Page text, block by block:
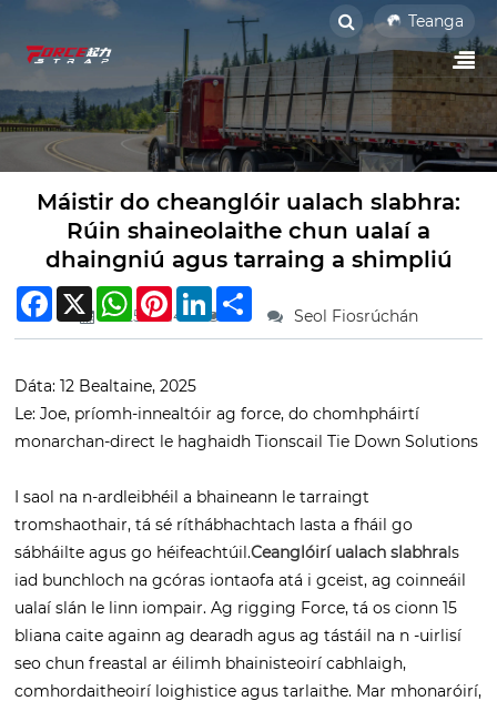
Teanga
Máistir do cheanglóir ualach slabhra:
Rúin shaineolaithe chun ualaí a
dhaingniú agus tarraing a shimpliú
2025.05.14 5 Seol Fiosrúchán
Facebook
X WhatsAppPinterestLinkedIn
Dáta: 12 Bealtaine, 2025
Le: Joe, príomh-innealtóir ag force, do chomhpháirtí
monarchan-direct le haghaidh Tionscail Tie Down Solutions
I saol na n-ardleibhéil a bhaineann le tarraingt
tromshaothair, tá sé ríthábhachtach lasta a fháil go
sábháilte agus go héifeachtúil.Ceanglóirí ualach slabhraIs
iad bunchloch na gcóras iontaofa atá i gceist, ag coinneáil
ualaí slán le linn iompair. Ag rigging Force, tá os cionn 15
bliana caite againn ag dearadh agus ag tástáil na n -uirlisí
seo chun freastal ar éilimh bhainisteoirí cabhlaigh,
comhordaitheoirí loighistice agus tarlaithe. Mar mhonaróirí,